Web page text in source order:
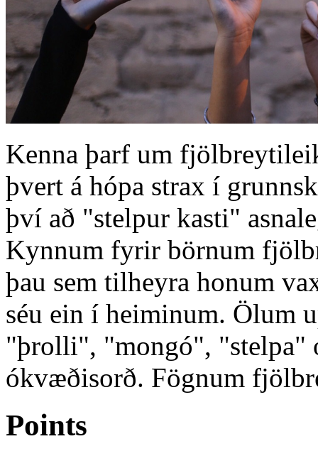
Kenna þarf um
þvert á hópa strax í
því að "stelpur kasti"
Kynnum fyrir börnum
þau sem tilheyra honum
séu ein í heiminum. Ölum
"þrolli", "mongó", "stelpa"
ókvæðisorð. Fögnum
Points